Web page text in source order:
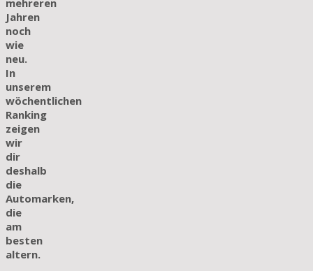
mehreren
Jahren
noch
wie
neu.
In
unserem
wöchentlichen
Ranking
zeigen
wir
dir
deshalb
die
Automarken,
die
am
besten
altern.